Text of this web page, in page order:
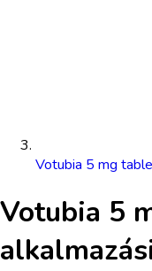
Votubia 5 mg
Votubia 5